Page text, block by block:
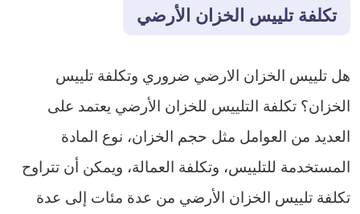
تكلفة تلييس الخزان الأرضي
هل تلييس الخزان الارضي ضروري وتكلفة تلييس
الخزان؟ تكلفة التلييس للخزان الأرضي يعتمد على
العديد من العوامل مثل حجم الخزان، نوع المادة
المستخدمة للتلييس، وتكلفة العمالة، ويمكن أن تتراوح
تكلفة تلييس الخزان الأرضي من عدة مئات إلى عدة